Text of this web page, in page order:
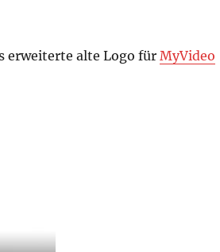
erweiterte alte Logo für MyVideo